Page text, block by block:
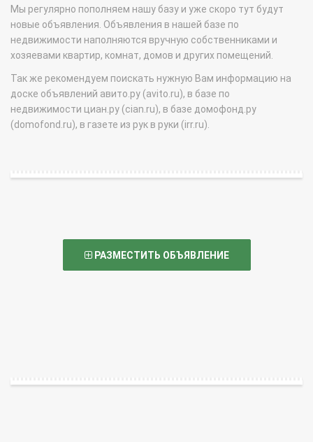
Мы регулярно пополняем нашу базу и уже скоро тут будут
новые объявления. Объявления в нашей базе по
недвижимости наполняются вручную собственниками и
хозяевами квартир, комнат, домов и других помещений.
Так же рекомендуем поискать нужную Вам информацию на
доске объявлений авито.ру (avito.ru), в базе по
недвижимости циан.ру (cian.ru), в базе домофонд.ру
(domofond.ru), в газете из рук в руки (irr.ru).
РАЗМЕСТИТЬ ОБЪЯВЛЕНИЕ